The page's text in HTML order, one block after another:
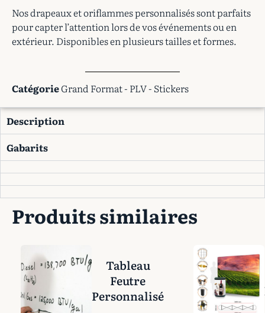
Nos drapeaux et oriflammes personnalisés sont parfaits
pour capter l’attention lors de vos événements ou en
extérieur. Disponibles en plusieurs tailles et formes.
CatégorieGrand Format - PLV - Stickers
Description
Gabarits
Produits similaires
Tableau
Feutre
Personnalisé